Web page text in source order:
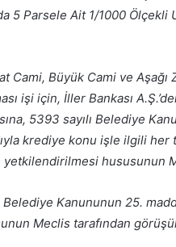
5 Parsele Ait 1/1000 Ölçekli
Cami, Büyük Cami ve Aşağı
işi için, İller Bankası
5393 sayılı Belediye
krediye konu işle ilgili her
yetkilendirilmesi hususunun
Belediye Kanununun 25.
Meclis tarafından